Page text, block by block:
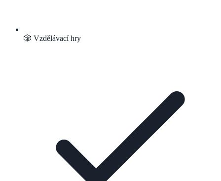
🎲 Vzdělávací hry